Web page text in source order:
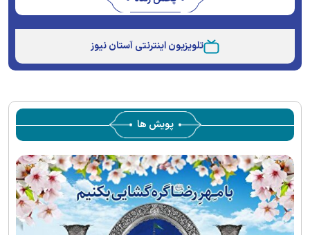
تلویزیون اینترنتی آستان نیوز
پویش ها